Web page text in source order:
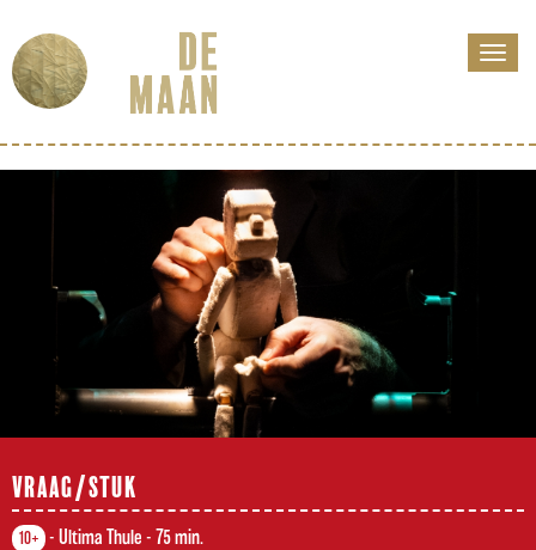
VRAAG/STUK
10+ - Ultima Thule - 75 min.